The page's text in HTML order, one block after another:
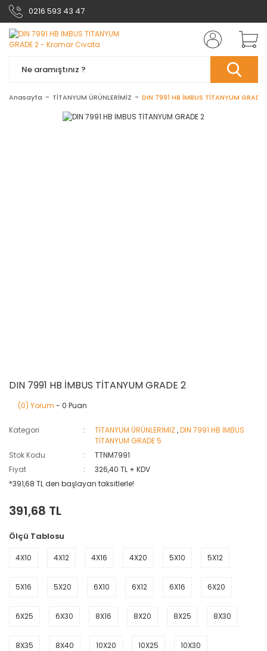
0216 593 43 47
Anasayfa TİTANYUM ÜRÜNLERİMİZ DIN 7991 HB İMBUS TİTANYUM GRADE
DIN 7991 HB İMBUS TİTANYUM GRADE 2
(0) Yorum - 0 Puan
Kategori TİTANYUM ÜRÜNLERİMİZ,DIN 7991 HB İMBUS
TİTANYUM GRADE 5
Stok Kodu
TTNM7991
Fiyat
326,40 TL + KDV
*391,68 TL den başlayan taksitlerle!
391,68 TL
Ölçü Tablosu
4X10 4X12 4X16 4X20 5X10 5X12
5X16 5X20 6X10 6X12 6X16 6X20
6X25 6X30 8X16 8X20 8X25 8X30
8X35 8X40 10X20 10X25 10X30